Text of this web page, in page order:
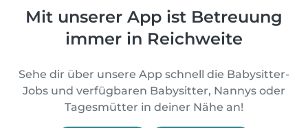
Mit unserer App ist Betreuung
immer in Reichweite
Sehe dir über unsere App schnell die Babysitter-
Jobs und verfügbaren Babysitter, Nannys oder
Tagesmütter in deiner Nähe an!